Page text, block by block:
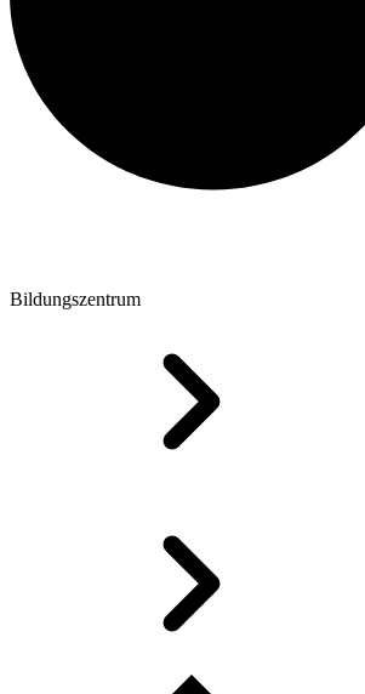
Bildungszentrum